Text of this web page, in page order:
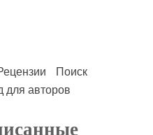
Поиск
для авторов